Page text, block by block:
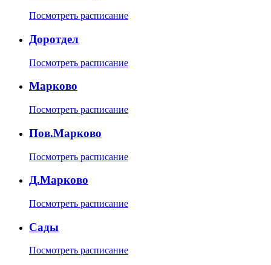
Посмотреть расписание
Доротдел
Посмотреть расписание
Марково
Посмотреть расписание
Пов.Марково
Посмотреть расписание
Д.Марково
Посмотреть расписание
Сады
Посмотреть расписание